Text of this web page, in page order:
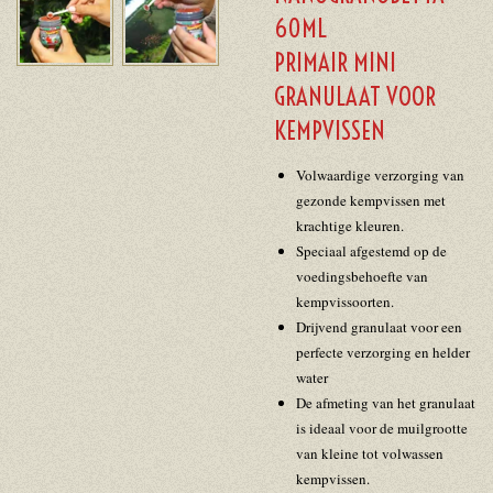
60ML
PRIMAIR MINI
GRANULAAT VOOR
KEMPVISSEN
Volwaardige verzorging van
gezonde kempvissen met
krachtige kleuren.
Speciaal afgestemd op de
voedingsbehoefte van
kempvissoorten.
Drijvend granulaat voor een
perfecte verzorging en helder
water
De afmeting van het granulaat
is ideaal voor de muilgrootte
van kleine tot volwassen
kempvissen.